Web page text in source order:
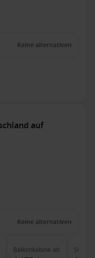
Keine alternativen
auf
Keine alternativen
Balkonkabine ab Suite